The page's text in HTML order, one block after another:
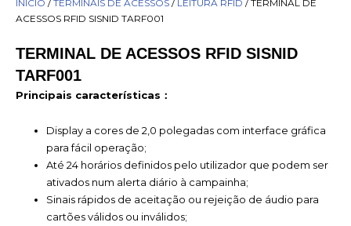
INÍCIO /TERMINAIS DE ACESSOS / LEITURA RFID / TERMINAL DE
ACESSOS RFID SISNID TARF001
TERMINAL DE ACESSOS RFID SISNID
TARF001
Principais características：
Display a cores de 2,0 polegadas com interface gráfica
para fácil operação;
Até 24 horários definidos pelo utilizador que podem ser
ativados num alerta diário à campainha;
Sinais rápidos de aceitação ou rejeição de áudio para
cartões válidos ou inválidos;